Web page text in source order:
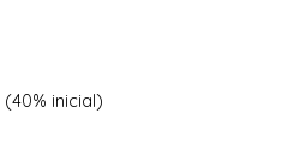
(40% inicial)